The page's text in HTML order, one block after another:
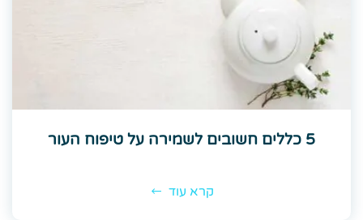
5 כללים חשובים לשמירה על טיפוח העור
קרא עוד